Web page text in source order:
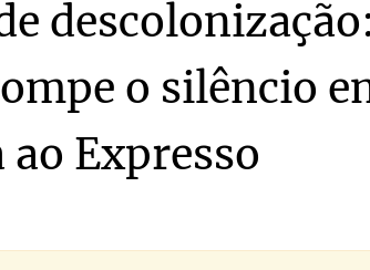
o silêncio
Expresso